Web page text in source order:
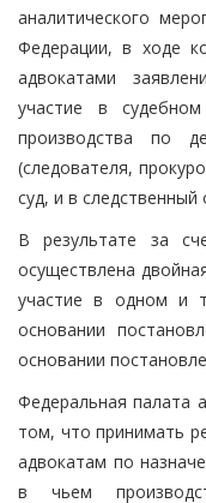
аналитического
Федерации, в ходе
адвокатами
участие в
производства по
(следователя,
суд, и в следственный
В результате за
осуществлена
участие в одном и
основании
основании
Федеральная палата
том, что принимать
адвокатам по
в чьем